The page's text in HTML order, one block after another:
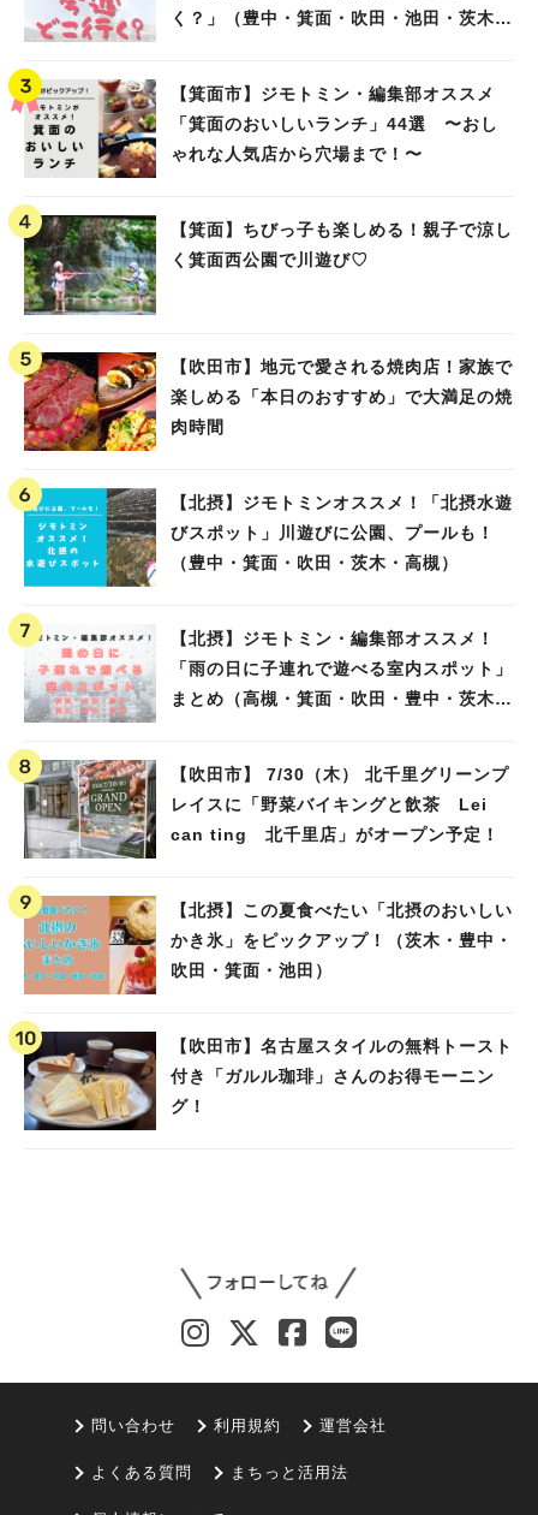
く？」（豊中・箕面・吹田・池田・茨木・
【箕面市】ジモトミン・編集部オススメ
「箕面のおいしいランチ」44選 〜おし
ゃれな人気店から穴場まで！〜
【箕面】ちびっ子も楽しめる！親子で涼し
く箕面西公園で川遊び♡
【吹田市】地元で愛される焼肉店！家族で
楽しめる「本日のおすすめ」で大満足の焼
肉時間
【北摂】ジモトミンオススメ！「北摂水遊
びスポット」川遊びに公園、プールも！
（豊中・箕面・吹田・茨木・高槻）
【北摂】ジモトミン・編集部オススメ！
「雨の日に子連れで遊べる室内スポット」
まとめ（高槻・箕面・吹田・豊中・茨木・
【吹田市】 7/30（木） 北千里グリーンプ
レイスに「野菜バイキングと飲茶 Lei
can ting 北千里店」がオープン予定！
【北摂】この夏食べたい「北摂のおいしい
かき氷」をピックアップ！（茨木・豊中・
吹田・箕面・池田）
【吹田市】名古屋スタイルの無料トースト
付き「ガルル珈琲」さんのお得モーニン
グ！
問い合わせ 利用規約 運営会社
よくある質問 まちっと活用法